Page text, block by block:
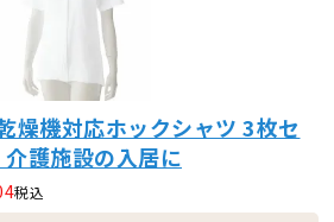
燥機対応ホックシャツ 3枚セ
護施設の入居に
税込